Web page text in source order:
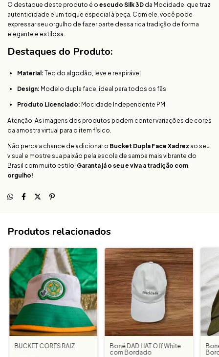
O destaque deste produto é o escudo Silk 3D da Mocidade, que traz
autenticidade e um toque especial à peça. Com ele, você pode
expressar seu orgulho de fazer parte dessa rica tradição de forma
elegante e estilosa.
Destaques do Produto:
Material: Tecido algodão, leve e respirável
Design: Modelo dupla face, ideal para todos os fãs
Produto Licenciado: Mocidade Independente PM
Atenção: As imagens dos produtos podem conter variações de cores
da amostra virtual para o item físico.
Não perca a chance de adicionar o Bucket Dupla Face Xadrez ao seu
visual e mostre sua paixão pela escola de samba mais vibrante do
Brasil com muito estilo! Garanta já o seu e viva a tradição com
orgulho!
Produtos relacionados
BUCKET CORES RAIZ
Boné DAD HAT Off White
com Bordado